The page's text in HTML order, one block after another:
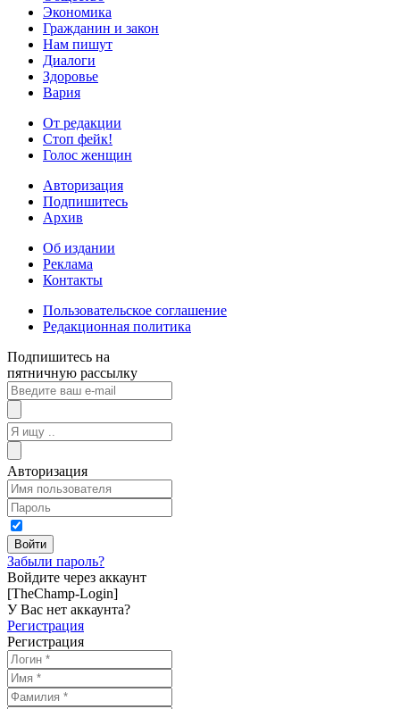
Экономика
Гражданин и закон
Нам пишут
Диалоги
Здоровье
Вария
От редакции
Стоп фейк!
Голос женщин
Авторизация
Подпишитесь
Архив
Об издании
Реклама
Контакты
Пользовательское соглашение
Редакционная политика
Подпишитесь на
пятничную рассылку
Авторизация
Забыли пароль?
Войдите через аккаунт
[TheChamp-Login]
У Вас нет аккаунта?
Регистрация
Регистрация